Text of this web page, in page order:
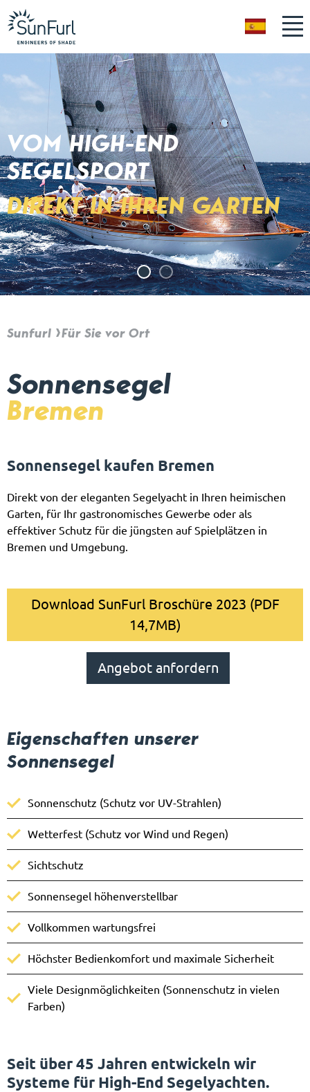
ES
Sunfurl Für Sie vor Ort
VOM HIGH-END
SEGELSPORT
DIREKT IN IHREN GARTEN
Sonnensegel
Bremen
Sonnensegel kaufen Bremen
Direkt von der eleganten Segelyacht in Ihren heimischen
Garten, für Ihr gastronomisches Gewerbe oder als
effektiver Schutz für die jüngsten auf Spielplätzen in
Bremen und Umgebung.
Download SunFurl Broschüre 2023 (PDF
14,7MB)
Angebot anfordern
Eigenschaften unserer
Sonnensegel
Sonnenschutz (Schutz vor UV-Strahlen)
Wetterfest (Schutz vor Wind und Regen)
Sichtschutz
Sonnensegel höhenverstellbar
Vollkommen wartungsfrei
Höchster Bedienkomfort und maximale Sicherheit
Viele Designmöglichkeiten (Sonnenschutz in vielen
Farben)
Seit über 45 Jahren entwickeln wir
Systeme für High-End Segelyachten.